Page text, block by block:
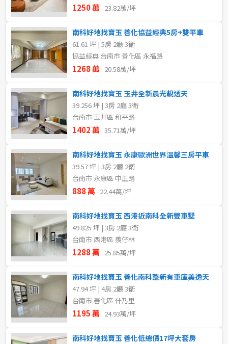
2房
4房
不拘
1250 萬 23.82萬/坪
南科好地找寶玉 善化協益經典5房+雙平車
61.61 坪 | 5房 2廳 3衛
協益經典 台南市 善化區 永福路
1268 萬 20.58萬/坪
南科好地找寶玉 玉井全新晨光靚透天
39.256 坪 | 3房 2廳 3衛
台南市 玉井區 和平路
1402 萬 35.71萬/坪
南科好地找寶玉 永康歐洲世界溫馨三房平車
39.57 坪 | 3房 2廳 2衛
台南市 永康區 中正路
888 萬 22.44萬/坪
南科好地找寶玉 西港近南科全新雙車墅
49.825 坪 | 3房 2廳 3衛
台南市 西港區 羨仔林
1288 萬 25.85萬/坪
南科好地找寶玉 善化南科整新有車庫美透天
47.94 坪 | 4房 2廳 3衛
台南市 善化區 什乃里
1195 萬 24.93萬/坪
南科好地找寶玉 善化低總價17坪大套房